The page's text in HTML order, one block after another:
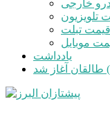
خارجی
تلویزیون
قیمت تبلت
موبایل
یادداشت
طالقان آغاز شد